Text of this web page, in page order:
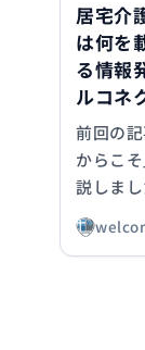
居宅介
は何を
る情報
ルコネ
前回の
からこ
説しま